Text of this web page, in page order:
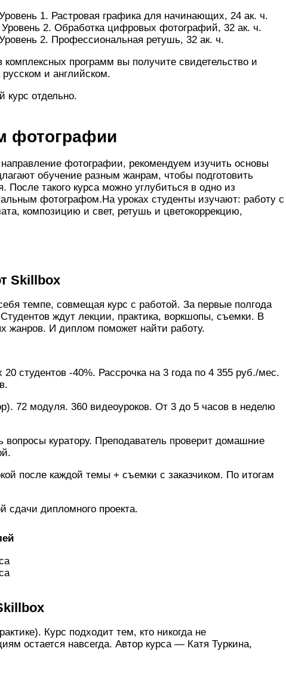
1. Растровая графика для начинающих, 24 ак. ч.
2. Обработка цифровых фотографий, 32 ак. ч.
2. Профессиональная ретушь, 32 ак. ч.
комплексных программ вы получите свидетельство и
и английском.
курс отдельно.
фотографии
направление фотографии, рекомендуем изучить основы
обучение разным жанрам, чтобы подготовить
После такого курса можно углубиться в одно из
фотографом.На уроках студенты изучают: работу с
композицию и свет, ретушь и цветокоррекцию,
Skillbox
темпе, совмещая курс с работой. За первые полгода
ждут лекции, практика, воркшопы, съемки. В
жанров. И диплом поможет найти работу.
студентов -40%. Рассрочка на 3 года по 4 355 руб./мес.
72 модуля. 360 видеоуроков. От 3 до 5 часов в неделю
вопросы куратору. Преподаватель проверит домашние
после каждой темы + съемки с заказчиком. По итогам
дипломного проекта.
Курс подходит тем, кто никогда не
остается навсегда. Автор курса — Катя Туркина,